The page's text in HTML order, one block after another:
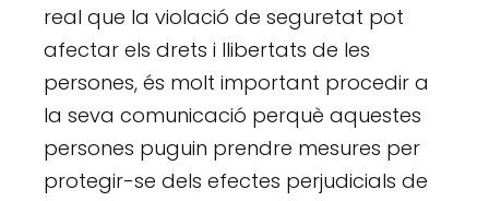
real que la violació de seguretat pot
afectar els drets i llibertats de les
persones, és molt important procedir a
la seva comunicació perquè aquestes
persones puguin prendre mesures per
protegir-se dels efectes perjudicials de